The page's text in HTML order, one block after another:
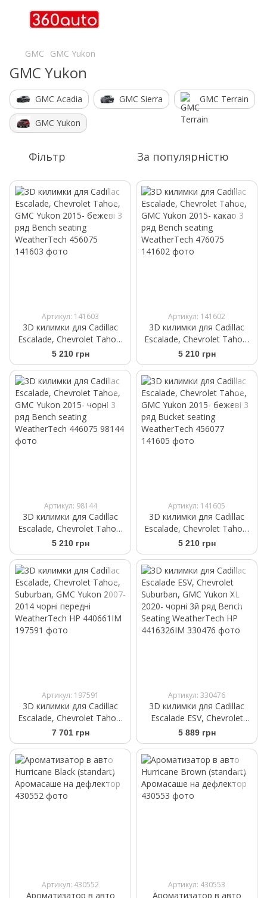
GMC GMC Yukon
GMC Yukon
GMC Acadia GMC Sierra GMC Terrain
GMC Yukon
Фільтр За популярністю
Артикул: 141603
3D килимки для Cadillac
Escalade, Chevrolet Tahoe,
GMC Yukon 2015- бежеві 3
ряд Bench seating
WeatherTech 456075
5 210 грн
Артикул: 141602
3D килимки для Cadillac
Escalade, Chevrolet Tahoe,
GMC Yukon 2015- какао 3
ряд Bench seating
WeatherTech 476075
5 210 грн
Артикул: 98144
3D килимки для Cadillac
Escalade, Chevrolet Tahoe,
GMC Yukon 2015- чорні 3
ряд Bench seating
WeatherTech 446075
5 210 грн
Артикул: 141605
3D килимки для Cadillac
Escalade, Chevrolet Tahoe,
GMC Yukon 2015- бежеві 3
ряд Bucket seating
WeatherTech 456077
5 210 грн
Артикул: 197591
3D килимки для Cadillac
Escalade, Chevrolet Tahoe,
Suburban, GMC Yukon 2007-
2014 чорні передні
WeatherTech HP 440661IM
7 701 грн
Артикул: 330476
3D килимки для Cadillac
Escalade ESV, Chevrolet
Suburban, GMC Yukon XL
2020- чорні 3й ряд Bench
Seating WeatherTech HP
4416326IM
5 889 грн
Артикул: 430552
Ароматизатор в авто
Артикул: 430553
Ароматизатор в авто